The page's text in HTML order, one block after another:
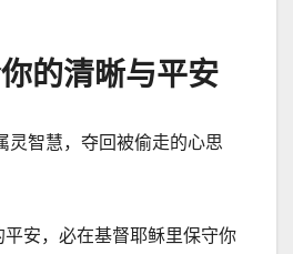
的清晰与平安
灵智慧，夺回被偷走的心思
平安，必在基督耶稣里保守你